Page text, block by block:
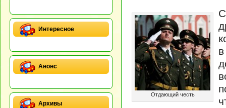
Интересное
Анонс
Архивы
Отдающий честь